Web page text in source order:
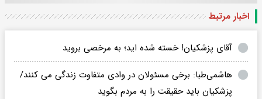
اخبار مرتبط
آقای پزشکیان! خسته شده اید؛ به مرخصی بروید
هاشمی‌طبا: برخی مسئولان در وادی متفاوت زندگی می کنند/
پزشکیان باید حقیقت را به مردم بگوید